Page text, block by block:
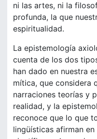
ni las artes, ni la
profunda, la que
espiritualidad.
La epistemología
cuenta de los dos
han dado en nuestra
mítica, que considera
narraciones teorías y
realidad, y la
reconoce que lo que
lingüísticas afirman